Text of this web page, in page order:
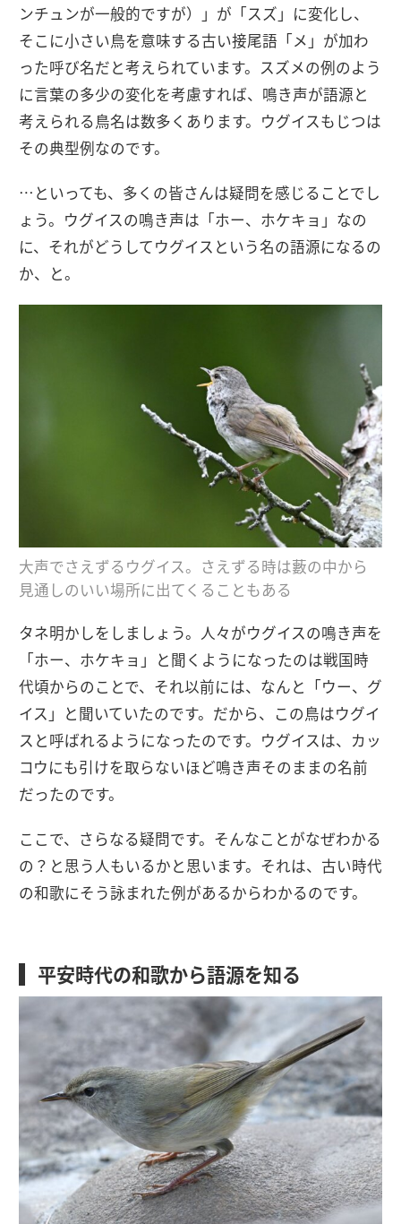
ンチュンが一般的ですが）」が「スズ」に変化し、
そこに小さい鳥を意味する古い接尾語「メ」が加わ
った呼び名だと考えられています。スズメの例のよう
に言葉の多少の変化を考慮すれば、鳴き声が語源と
考えられる鳥名は数多くあります。ウグイスもじつは
その典型例なのです。
…といっても、多くの皆さんは疑問を感じることでし
ょう。ウグイスの鳴き声は「ホー、ホケキョ」なの
に、それがどうしてウグイスという名の語源になるの
か、と。
大声でさえずるウグイス。さえずる時は藪の中から
見通しのいい場所に出てくることもある
タネ明かしをしましょう。人々がウグイスの鳴き声を
「ホー、ホケキョ」と聞くようになったのは戦国時
代頃からのことで、それ以前には、なんと「ウー、グ
イス」と聞いていたのです。だから、この鳥はウグイ
スと呼ばれるようになったのです。ウグイスは、カッ
コウにも引けを取らないほど鳴き声そのままの名前
だったのです。
ここで、さらなる疑問です。そんなことがなぜわかる
の？と思う人もいるかと思います。それは、古い時代
の和歌にそう詠まれた例があるからわかるのです。
平安時代の和歌から語源を知る